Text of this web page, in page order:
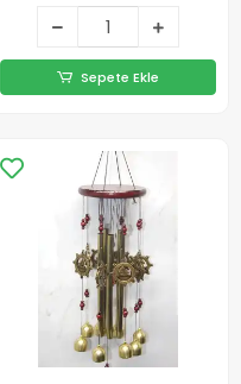
Sepete Ekle